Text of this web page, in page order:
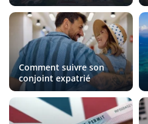
Comment suivre son
conjoint expatrié